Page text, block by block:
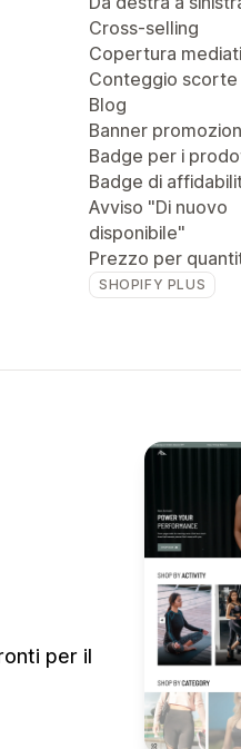
Cross-selling
Copertura
Conteggio scorte
Blog
Banner
Badge per i
Badge di
Avviso "Di nuovo
disponibile"
Prezzo per
SHOPIFY PLUS
per il